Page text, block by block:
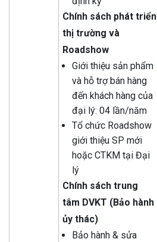
Chính sách phát triển
thị trường và
Roadshow
Giới thiệu sản phẩm
và hỗ trợ bán hàng
đến khách hàng của
đại lý: 04 lần/năm
Tổ chức Roadshow
giới thiệu SP mới
hoặc CTKM tại Đại
lý
Chính sách trung
tâm DVKT (Bảo hành
ủy thác)
Bảo hành & sửa